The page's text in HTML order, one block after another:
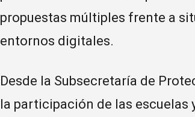
propuestas múltiples frente a
entornos digitales.
Desde la Subsecretaría de
la participación de las